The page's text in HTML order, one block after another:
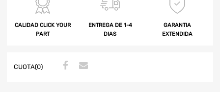
CALIDAD CLICK YOUR
PART
ENTREGA DE 1-4
DIAS
GARANTIA
EXTENDIDA
CUOTA(0)